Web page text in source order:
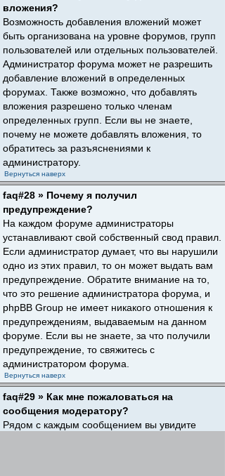
вложения?
Возможность добавления вложений может
быть организована на уровне форумов, групп
пользователей или отдельных пользователей.
Администратор форума может не разрешить
добавление вложений в определенных
форумах. Также возможно, что добавлять
вложения разрешено только членам
определенных групп. Если вы не знаете,
почему не можете добавлять вложения, то
обратитесь за разъяснениями к
администратору.
Вернуться наверх
faq#28 » Почему я получил
предупреждение?
На каждом форуме администраторы
устанавливают свой собственный свод правил.
Если администратор думает, что вы нарушили
одно из этих правил, то он может выдать вам
предупреждение. Обратите внимание на то,
что это решение администратора форума, и
phpBB Group не имеет никакого отношения к
предупреждениям, выдаваемым на данном
форуме. Если вы не знаете, за что получили
предупреждение, то свяжитесь с
администратором форума.
Вернуться наверх
faq#29 » Как мне пожаловаться на
сообщения модератору?
Рядом с каждым сообщением вы увидите